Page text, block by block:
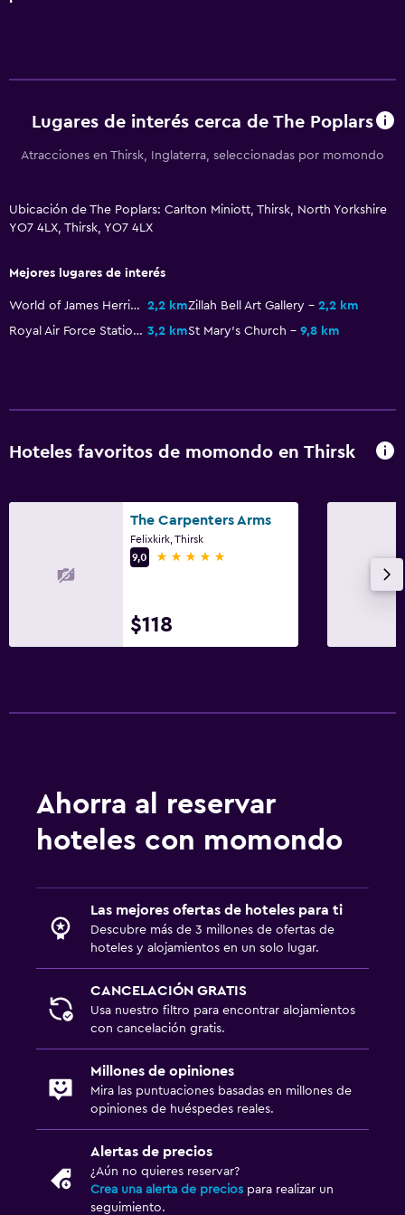
Para no fumadores
Armario o clóset
Actividades
Paseos a caballo
Estacionamiento y transporte
Estacionamiento gratuito
Muebles de exterior
Comedor
Ideal para familias
Cuna/cama nido disponibles
Gimnasio
Squash
Lugares de interés cerca de The Poplars
Atracciones en Thirsk, Inglaterra, seleccionadas por momondo
Ubicación de The Poplars: Carlton Miniott, Thirsk, North Yorkshire
YO7 4LX, Thirsk, YO7 4LX
Mejores lugares de interés
World of James Herriot 2,2 kmZillah Bell Art Gallery
2,2 km
Royal Air Force Station Skipton-on-Swale 3,2 kmSt Mary's Church 9,8 km
Hoteles favoritos de momondo en Thirsk
The Carpenters Arms
Felixkirk, Thirsk
9,0
5 estrellas
$118
Ahorra al reservar
hoteles con momondo
Las mejores ofertas de hoteles para ti
Descubre más de 3 millones de ofertas de
hoteles y alojamientos en un solo lugar.
CANCELACIÓN GRATIS
Usa nuestro filtro para encontrar alojamientos
con cancelación gratis.
Millones de opiniones
Mira las puntuaciones basadas en millones de
opiniones de huéspedes reales.
Alertas de precios
¿Aún no quieres reservar?
Crea una alerta de precios para realizar un
seguimiento.